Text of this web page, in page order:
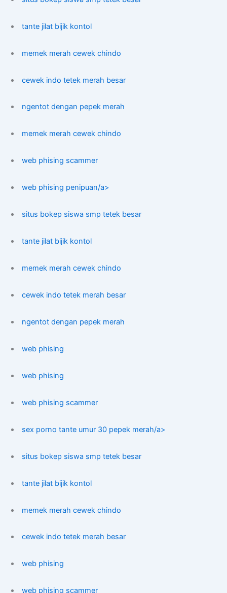
tante jilat bijik kontol
memek merah cewek chindo
cewek indo tetek merah besar
ngentot dengan pepek merah
memek merah cewek chindo
web phising scammer
web phising penipuan/a>
situs bokep siswa smp tetek besar
tante jilat bijik kontol
memek merah cewek chindo
cewek indo tetek merah besar
ngentot dengan pepek merah
web phising
web phising
web phising scammer
sex porno tante umur 30 pepek merah/a>
situs bokep siswa smp tetek besar
tante jilat bijik kontol
memek merah cewek chindo
cewek indo tetek merah besar
web phising
web phising scammer